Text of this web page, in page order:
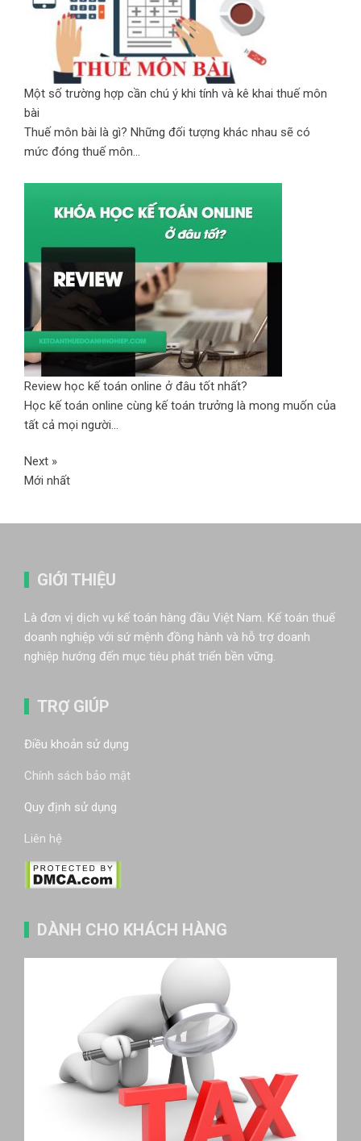
Một số trường hợp cần chú ý khi tính và kê khai thuế môn
bài
Thuế môn bài là gì? Những đối tượng khác nhau sẽ có
mức đóng thuế môn...
Review học kế toán online ở đâu tốt nhất?
Học kế toán online cùng kế toán trưởng là mong muốn của
tất cả mọi người...
Next »
Mới nhất
GIỚI THIỆU
Là đơn vị dịch vụ kế toán hàng đầu Việt Nam. Kế toán thuế
doanh nghiệp với sứ mệnh đồng hành và hỗ trợ doanh
nghiệp hướng đến mục tiêu phát triển bền vững.
TRỢ GIÚP
Điều khoản sử dụng
Chính sách bảo mật
Quy định sử dụng
Liên hệ
DÀNH CHO KHÁCH HÀNG